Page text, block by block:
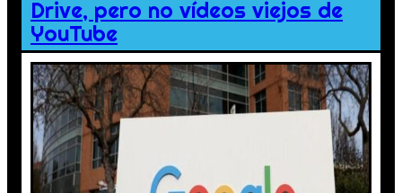
Drive, pero no vídeos viejos de
YouTube